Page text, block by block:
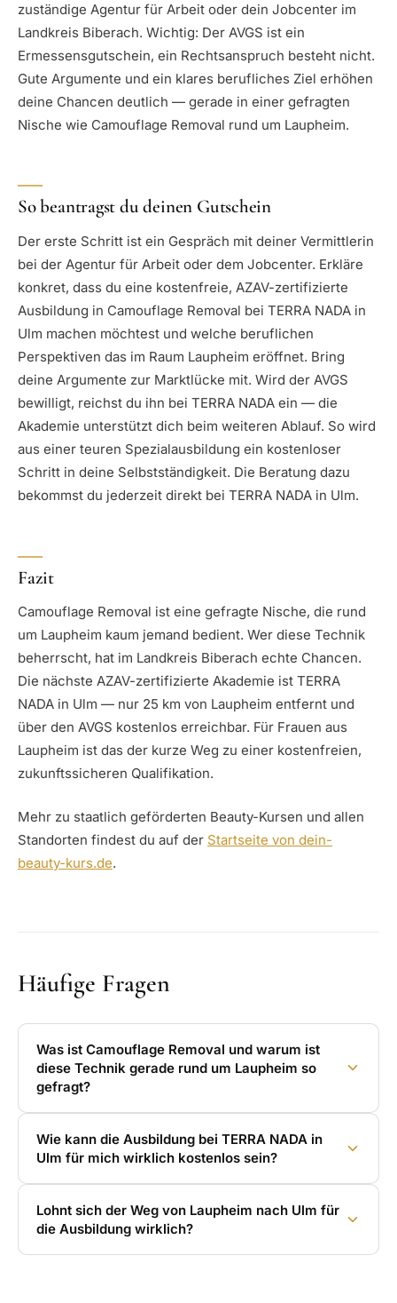
zuständige Agentur für Arbeit oder dein Jobcenter im
Landkreis Biberach. Wichtig: Der AVGS ist ein
Ermessensgutschein, ein Rechtsanspruch besteht nicht.
Gute Argumente und ein klares berufliches Ziel erhöhen
deine Chancen deutlich — gerade in einer gefragten
Nische wie Camouflage Removal rund um Laupheim.
So beantragst du deinen Gutschein
Der erste Schritt ist ein Gespräch mit deiner Vermittlerin
bei der Agentur für Arbeit oder dem Jobcenter. Erkläre
konkret, dass du eine kostenfreie, AZAV-zertifizierte
Ausbildung in Camouflage Removal bei TERRA NADA in
Ulm machen möchtest und welche beruflichen
Perspektiven das im Raum Laupheim eröffnet. Bring
deine Argumente zur Marktlücke mit. Wird der AVGS
bewilligt, reichst du ihn bei TERRA NADA ein — die
Akademie unterstützt dich beim weiteren Ablauf. So wird
aus einer teuren Spezialausbildung ein kostenloser
Schritt in deine Selbstständigkeit. Die Beratung dazu
bekommst du jederzeit direkt bei TERRA NADA in Ulm.
Fazit
Camouflage Removal ist eine gefragte Nische, die rund
um Laupheim kaum jemand bedient. Wer diese Technik
beherrscht, hat im Landkreis Biberach echte Chancen.
Die nächste AZAV-zertifizierte Akademie ist TERRA
NADA in Ulm — nur 25 km von Laupheim entfernt und
über den AVGS kostenlos erreichbar. Für Frauen aus
Laupheim ist das der kurze Weg zu einer kostenfreien,
zukunftssicheren Qualifikation.
Mehr zu staatlich geförderten Beauty-Kursen und allen
Standorten findest du auf der Startseite von dein-
beauty-kurs.de.
Häufige Fragen
Was ist Camouflage Removal und warum ist
diese Technik gerade rund um Laupheim so
gefragt?
Wie kann die Ausbildung bei TERRA NADA in
Ulm für mich wirklich kostenlos sein?
Lohnt sich der Weg von Laupheim nach Ulm für
die Ausbildung wirklich?